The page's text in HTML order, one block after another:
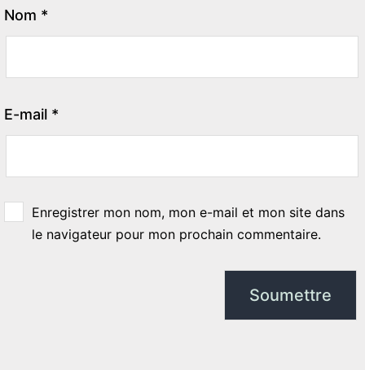
Nom *
E-mail *
Enregistrer mon nom, mon e-mail et mon site dans
le navigateur pour mon prochain commentaire.